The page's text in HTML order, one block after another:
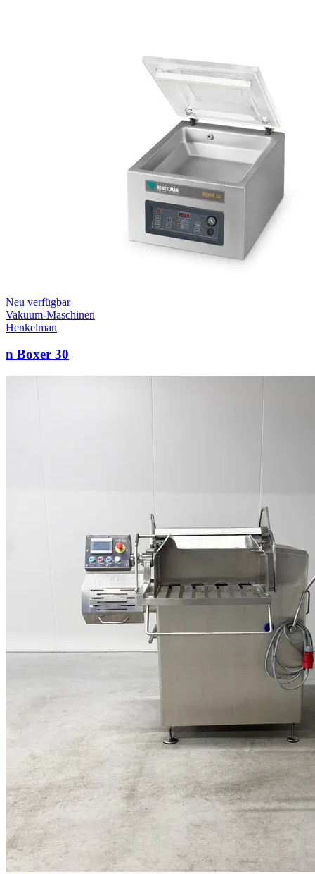
Neu verfügbar
Vakuum-Maschinen
Henkelman
n Boxer 30